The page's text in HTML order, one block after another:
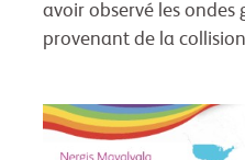
avoir observé les
provenant de la